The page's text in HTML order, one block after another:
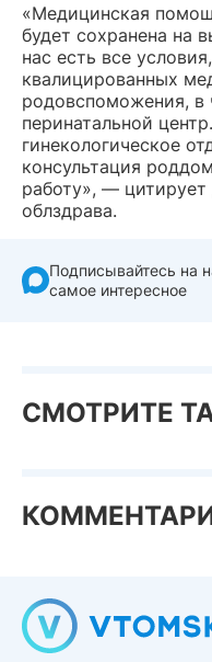
«Медицинская
будет сохранена на
нас есть все
квалицированных
родовспоможения, в
перинатальной
гинекологическое
консультация
работу», —
облздрава.
Подписывайтесь на
самое интересное
СМОТРИТЕ